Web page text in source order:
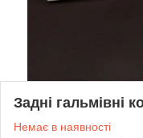
Задні гальмівні
Немає в наявності